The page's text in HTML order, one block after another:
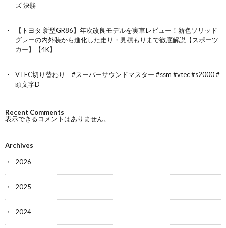
ズ 決勝
【トヨタ 新型GR86】年次改良モデルを実車レビュー！新色ソリッド
グレーの内外装から進化した走り・見積もりまで徹底解説【スポーツ
カー】【4K】
VTEC切り替わり #スーパーサウンドマスター #ssm #vtec #s2000 #
頭文字D
Recent Comments
表示できるコメントはありません。
Archives
2026
2025
2024